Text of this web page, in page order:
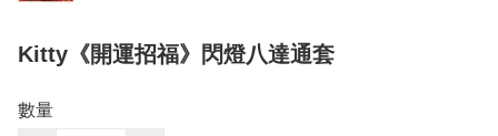
Kitty《開運招福》閃燈八達通套
數量